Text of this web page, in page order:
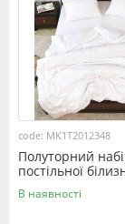
code: MK1T2012348
Полуторний
постільної
150*220 із
№2012348
В наявності